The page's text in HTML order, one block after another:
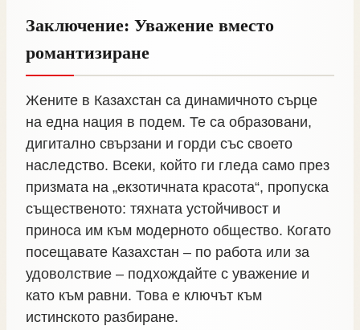
Заключение: Уважение вместо
романтизиране
Жените в Казахстан са динамичното сърце
на една нация в подем. Те са образовани,
дигитално свързани и горди със своето
наследство. Всеки, който ги гледа само през
призмата на „екзотичната красота“, пропуска
същественото: тяхната устойчивост и
приноса им към модерното общество. Когато
посещавате Казахстан – по работа или за
удоволствие – подхождайте с уважение и
като към равни. Това е ключът към
истинското разбиране.